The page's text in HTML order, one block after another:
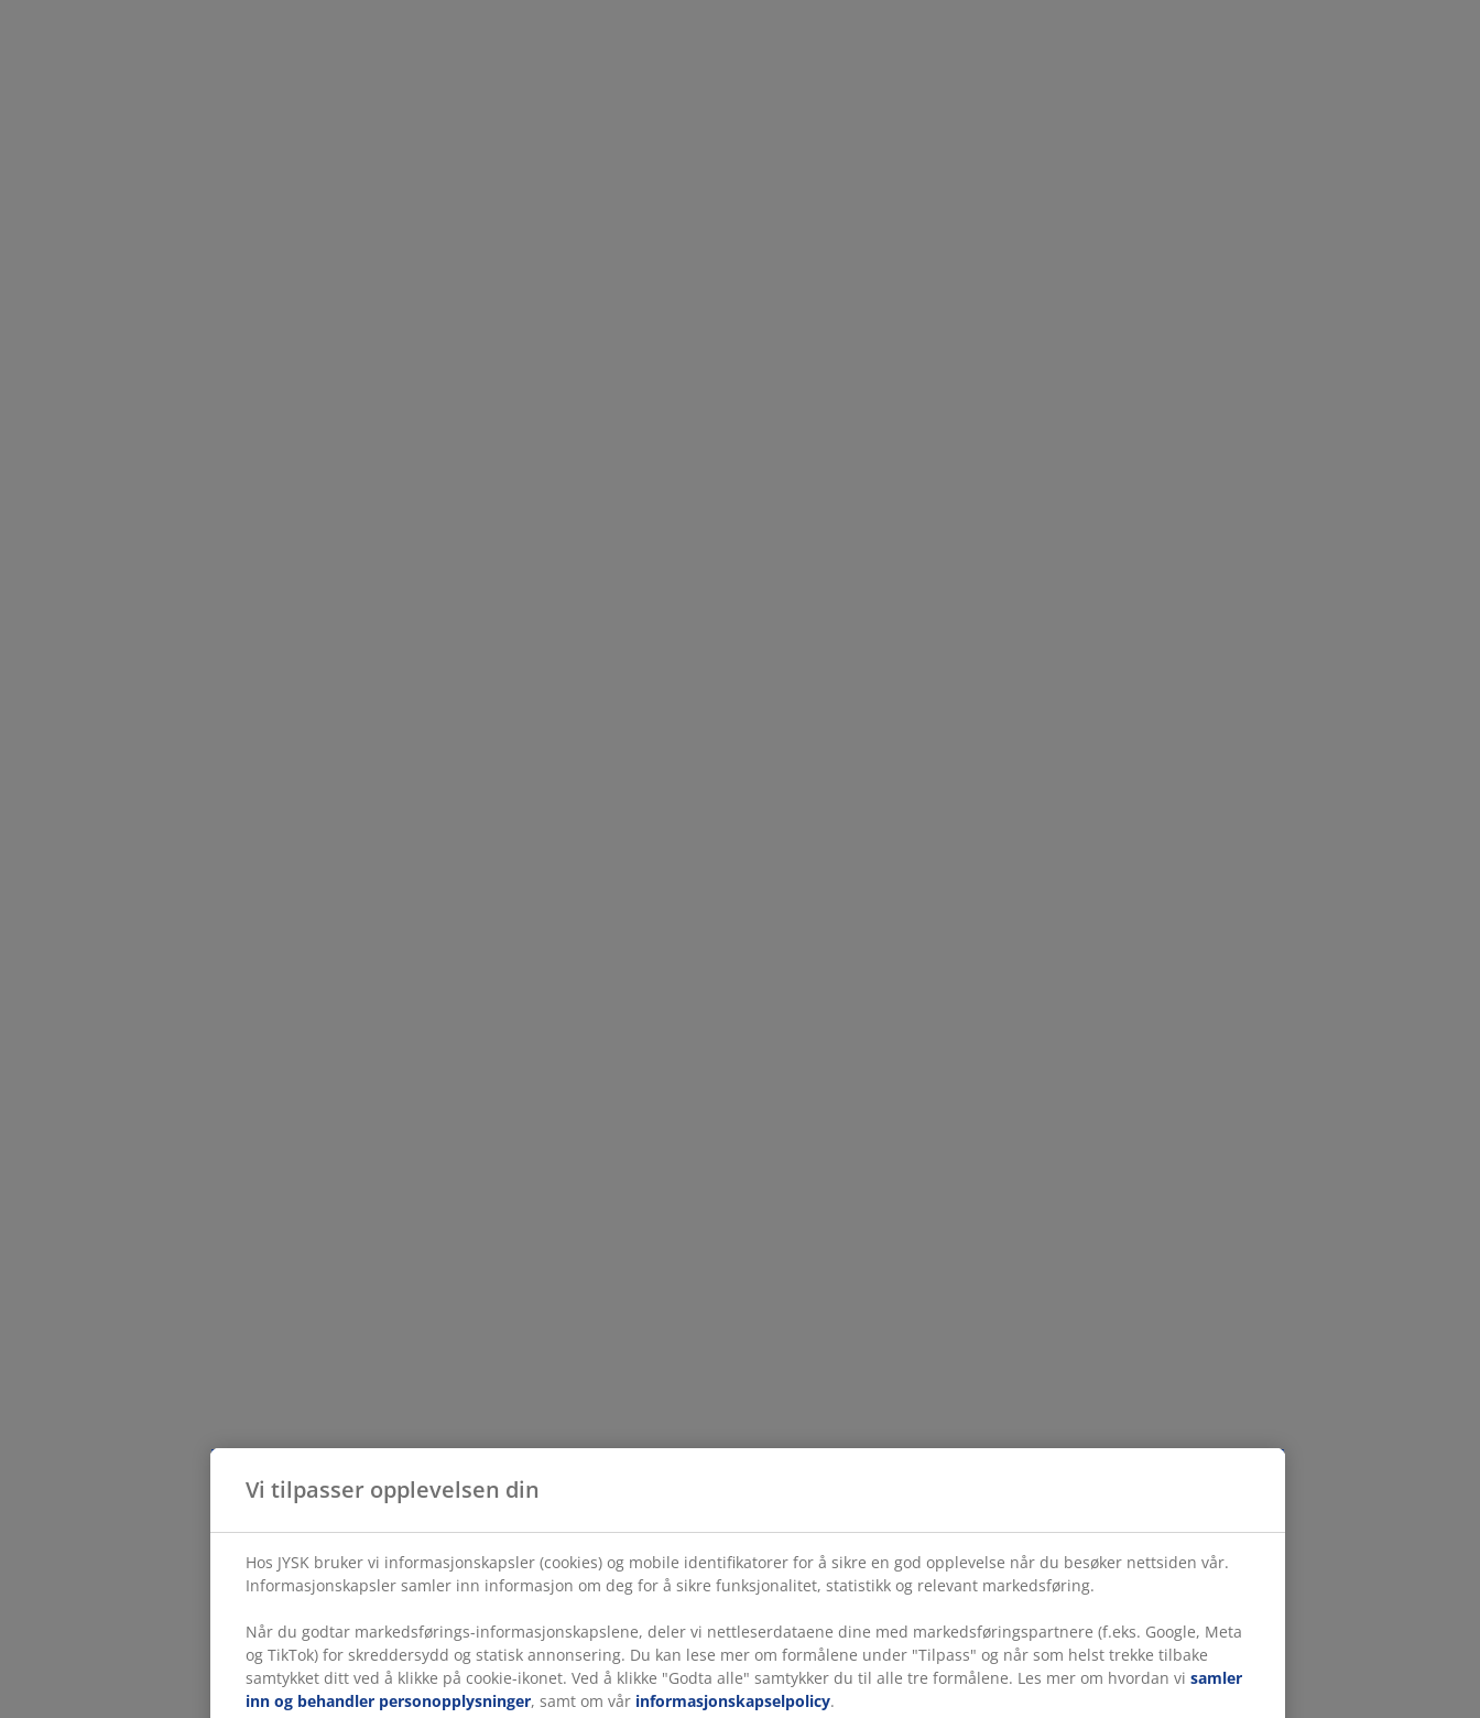
Vi tilpasser opplevelsen din
Hos JYSK bruker vi informasjonskapsler (cookies) og mobile identifikatorer for å sikre en god opplevelse når du besøker nettsiden vår.
Informasjonskapsler samler inn informasjon om deg for å sikre funksjonalitet, statistikk og relevant markedsføring.
Når du godtar markedsførings-informasjonskapslene, deler vi nettleserdataene dine med markedsføringspartnere (f.eks. Google, Meta
og TikTok) for skreddersydd og statisk annonsering. Du kan lese mer om formålene under "Tilpass" og når som helst trekke tilbake
samtykket ditt ved å klikke på cookie-ikonet. Ved å klikke "Godta alle" samtykker du til alle tre formålene. Les mer om hvordan vi samler
inn og behandler personopplysninger, samt om vår informasjonskapselpolicy.